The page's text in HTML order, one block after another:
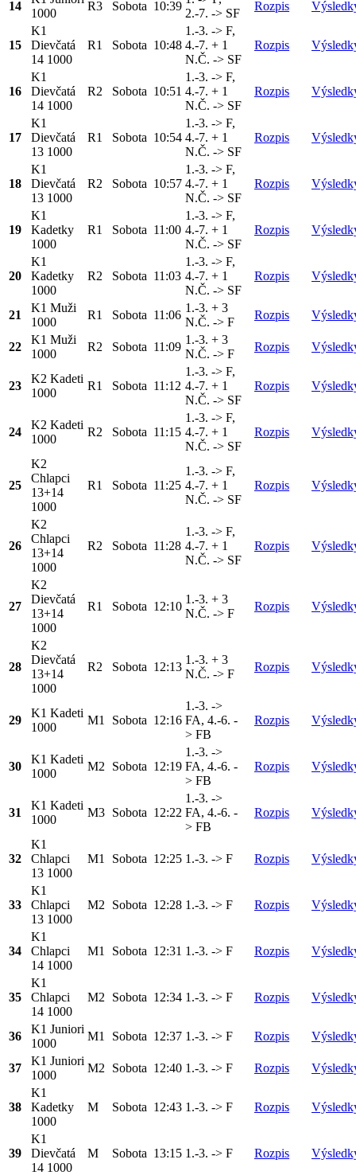
14
1000
R3 Sobota 10:39
2.-7. -> SF
Rozpis
15
K1
Dievčatá
14 1000
R1 Sobota 10:48
1.-3. -> F,
4.-7. + 1
N.Č. -> SF
Rozpis
16
K1
Dievčatá
14 1000
R2 Sobota 10:51
1.-3. -> F,
4.-7. + 1
N.Č. -> SF
Rozpis
17
K1
Dievčatá
13 1000
R1 Sobota 10:54
1.-3. -> F,
4.-7. + 1
N.Č. -> SF
Rozpis
18
K1
Dievčatá
13 1000
R2 Sobota 10:57
1.-3. -> F,
4.-7. + 1
N.Č. -> SF
Rozpis
19
K1
Kadetky
1000
R1 Sobota 11:00
1.-3. -> F,
4.-7. + 1
N.Č. -> SF
Rozpis
20
K1
Kadetky
1000
R2 Sobota 11:03
1.-3. -> F,
4.-7. + 1
N.Č. -> SF
Rozpis
21
K1 Muži
1000
R1 Sobota 11:06
1.-3. + 3
N.Č. -> F
Rozpis
22
K1 Muži
1000
R2 Sobota 11:09
1.-3. + 3
N.Č. -> F
Rozpis
23
K2 Kadeti
1000
R1 Sobota 11:12
1.-3. -> F,
4.-7. + 1
N.Č. -> SF
Rozpis
24
K2 Kadeti
1000
R2 Sobota 11:15
1.-3. -> F,
4.-7. + 1
N.Č. -> SF
Rozpis
25
K2
Chlapci
13+14
1000
R1 Sobota 11:25
1.-3. -> F,
4.-7. + 1
N.Č. -> SF
Rozpis
26
K2
Chlapci
13+14
1000
R2 Sobota 11:28
1.-3. -> F,
4.-7. + 1
N.Č. -> SF
Rozpis
27
K2
Dievčatá
13+14
1000
R1 Sobota 12:10
1.-3. + 3
N.Č. -> F
Rozpis
28
K2
Dievčatá
13+14
1000
R2 Sobota 12:13
1.-3. + 3
N.Č. -> F
Rozpis
29
K1 Kadeti
1000
M1 Sobota 12:16
1.-3. ->
FA, 4.-6. -
> FB
Rozpis
30
K1 Kadeti
1000
M2 Sobota 12:19
1.-3. ->
FA, 4.-6. -
> FB
Rozpis
31
K1 Kadeti
1000
M3 Sobota 12:22
1.-3. ->
FA, 4.-6. -
> FB
Rozpis
32
K1
Chlapci
13 1000
M1 Sobota 12:25 1.-3. -> F Rozpis
33
K1
Chlapci
13 1000
M2 Sobota 12:28 1.-3. -> F Rozpis
34
K1
Chlapci
14 1000
M1 Sobota 12:31 1.-3. -> F Rozpis
35
K1
Chlapci
14 1000
M2 Sobota 12:34 1.-3. -> F Rozpis
36
K1 Juniori
1000
M1 Sobota 12:37 1.-3. -> F Rozpis
37
K1 Juniori
1000
M2 Sobota 12:40 1.-3. -> F Rozpis
38
K1
Kadetky
1000
M Sobota 12:43 1.-3. -> F Rozpis
39
K1
Dievčatá
14 1000
M Sobota 13:15 1.-3. -> F Rozpis